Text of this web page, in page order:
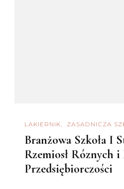
LAKIERNIK ZASADNICZA
Branżowa Szkoła I
Rzemiosł Róznych i
Przedsiębiorczości